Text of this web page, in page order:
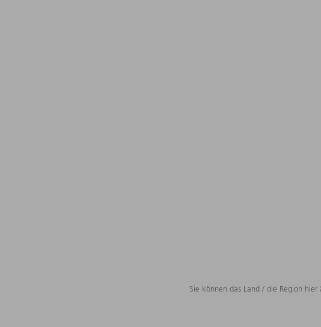
Sie können das Land / die Region hier